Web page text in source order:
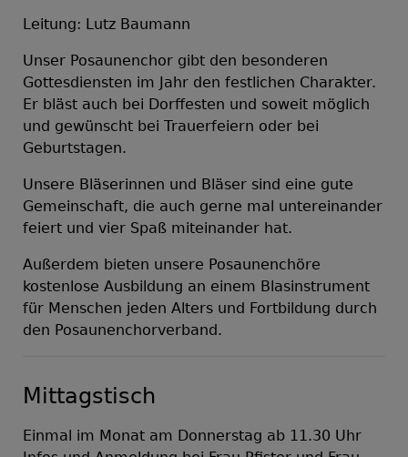
Leitung: Lutz Baumann
Unser Posaunenchor gibt den besonderen
Gottesdiensten im Jahr den festlichen Charakter.
Er bläst auch bei Dorffesten und soweit möglich
und gewünscht bei Trauerfeiern oder bei
Geburtstagen.
Unsere Bläserinnen und Bläser sind eine gute
Gemeinschaft, die auch gerne mal untereinander
feiert und vier Spaß miteinander hat.
Außerdem bieten unsere Posaunenchöre
kostenlose Ausbildung an einem Blasinstrument
für Menschen jeden Alters und Fortbildung durch
den Posaunenchorverband.
Mittagstisch
Einmal im Monat am Donnerstag ab 11.30 Uhr